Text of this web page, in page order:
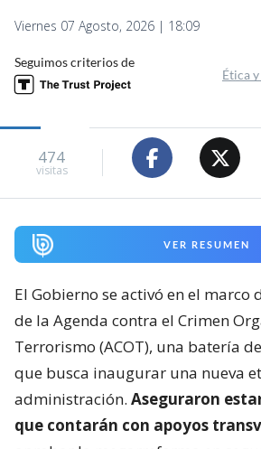
Viernes 07 Agosto, 2026 | 18:09
Seguimos criterios de
Ética
474
visitas
VER RESUMEN
El Gobierno se activó en el marco
de la Agenda contra el Crimen
Terrorismo (ACOT), una batería
que busca inaugurar una nueva
administración. Aseguraron
que contarán con apoyos